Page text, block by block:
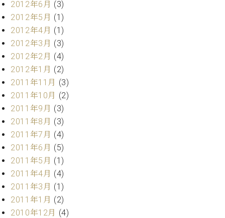
サ
ー
ビ
(
調
律
)
フ
タ
ー
サ
ー
ス
(調
律)
調
2012年6月 (3)
2012年5月 (1)
2012年4月 (1)
2012年3月 (3)
2012年2月 (4)
2012年1月 (2)
2011年11月 (3)
2011年10月 (2)
2011年9月 (3)
2011年8月 (3)
2011年7月 (4)
2011年6月 (5)
2011年5月 (1)
2011年4月 (4)
2011年3月 (1)
2011年1月 (2)
2010年12月 (4)